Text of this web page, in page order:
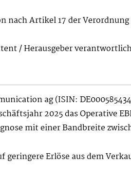
Artikel 17 der
/ Herausgeber
ag (ISIN:
2025 das Operative
mit einer Bandbreite
geringere Erlöse aus dem